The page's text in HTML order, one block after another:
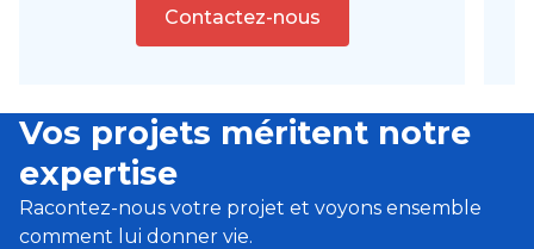
Contactez-nous
Vos projets méritent notre
expertise
Racontez-nous votre projet et voyons ensemble
comment lui donner vie.